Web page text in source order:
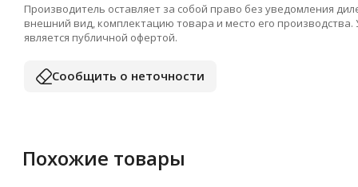
Производитель оставляет за собой право без уведомления
внешний вид, комплектацию товара и место его
является публичной офертой.
Сообщить о неточности
Похожие товары